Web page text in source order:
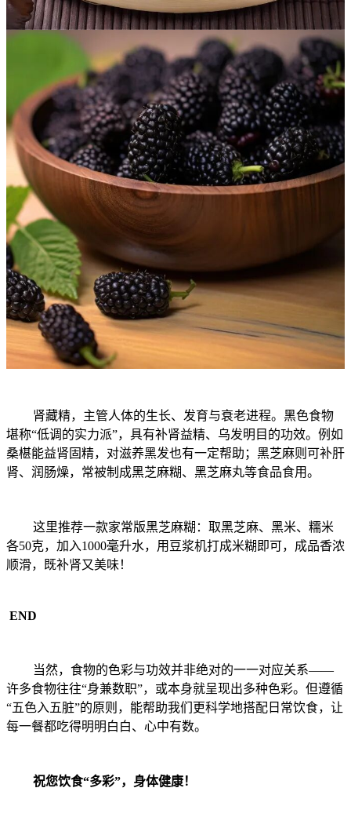
肾藏精，主管人体的生长、发育与衰老进程。黑色食物
堪称“低调的实力派”，具有补肾益精、乌发明目的功效。例如
桑椹能益肾固精，对滋养黑发也有一定帮助；黑芝麻则可补肝
肾、润肠燥，常被制成黑芝麻糊、黑芝麻丸等食品食用。
这里推荐一款家常版黑芝麻糊：取黑芝麻、黑米、糯米
各50克，加入1000毫升水，用豆浆机打成米糊即可，成品香浓
顺滑，既补肾又美味！
END
当然，食物的色彩与功效并非绝对的一一对应关系——
许多食物往往“身兼数职”，或本身就呈现出多种色彩。但遵循
“五色入五脏”的原则，能帮助我们更科学地搭配日常饮食，让
每一餐都吃得明明白白、心中有数。
祝您饮食“多彩”，身体健康！